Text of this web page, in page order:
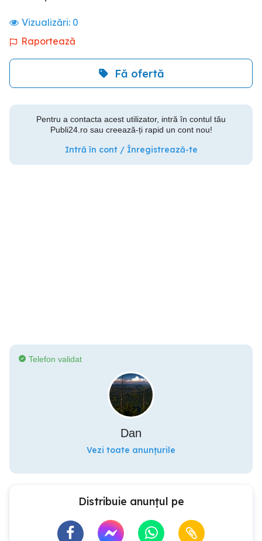
Vizualizări: 0
Raportează
Fă ofertă
Pentru a contacta acest utilizator, intră în contul tău
Publi24.ro sau creează-ți rapid un cont nou!
Intră în cont / Înregistrează-te
Telefon validat
Dan
Vezi toate anunțurile
Distribuie anunțul pe